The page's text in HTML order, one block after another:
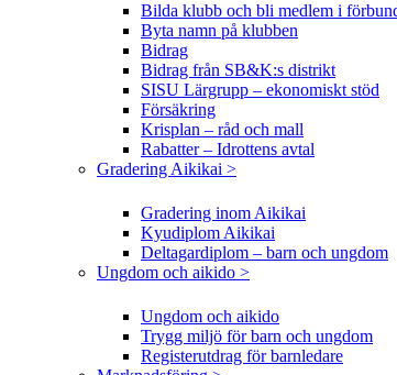
Bilda klubb och bli medlem i
Byta namn på klubben
Bidrag
Bidrag från SB&K:s distrikt
SISU Lärgrupp – ekonomiskt stöd
Försäkring
Krisplan – råd och mall
Rabatter – Idrottens avtal
Gradering Aikikai >
Gradering inom Aikikai
Kyudiplom Aikikai
Deltagardiplom – barn och ungdom
Ungdom och aikido >
Ungdom och aikido
Trygg miljö för barn och ungdom
Registerutdrag för barnledare